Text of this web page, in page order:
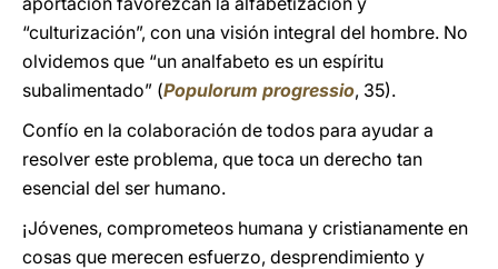
“culturización”, con una visión integral del hombre. No
olvidemos que “un analfabeto es un espíritu
subalimentado” (Populorum progressio, 35).
Confío en la colaboración de todos para ayudar a
resolver este problema, que toca un derecho tan
esencial del ser humano.
¡Jóvenes, comprometeos humana y cristianamente en
cosas que merecen esfuerzo, desprendimiento y